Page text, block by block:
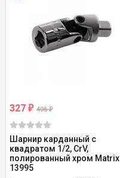
327 ₽ 406₽
Шарнир карданный с
квадратом 1/2, CrV,
полированный хром Matrix
13995